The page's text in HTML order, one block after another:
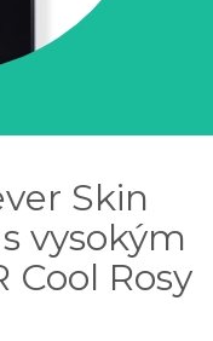
Skin
vysokým
Cool Rosy